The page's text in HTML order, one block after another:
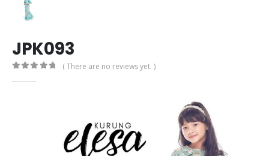
JPK093
( There are no reviews yet. )